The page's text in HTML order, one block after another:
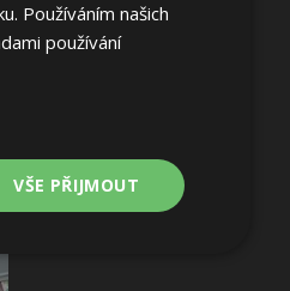
Používáním našich
používání
VŠE PŘIJMOUT